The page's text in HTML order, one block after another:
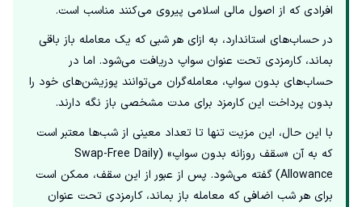
افرادی که از اصول مالی اسلامی پیروی می‌کنند مناسب است.
در حساب‌های استاندارد، به ازای هر شبی که یک معامله باز باقی
بماند، کارمزدی تحت عنوان سواپ دریافت می‌شود. اما در
حساب‌های بدون سواپ، معامله‌گران می‌توانند پوزیشن‌های خود را
بدون پرداخت این کارمزد برای مدت مشخصی باز نگه دارند.
با این حال، این مزیت تنها تا تعداد معینی از شب‌ها معتبر است
که به آن «سقف روزانه بدون سواپ» (Swap-Free Daily
Allowance) گفته می‌شود. پس از عبور از این سقف، ممکن است
برای هر شب اضافی که معامله باز بماند، کارمزدی تحت عنوان